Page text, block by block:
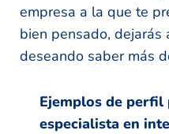
empresa a la que te
bien pensado, dejarás
deseando saber más
Ejemplos de perfil
especialista en